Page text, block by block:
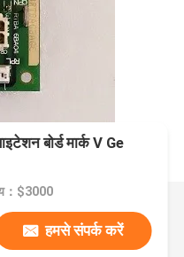
बोर्ड मार्क V Ge
：$3000
हमसे संपर्क करें